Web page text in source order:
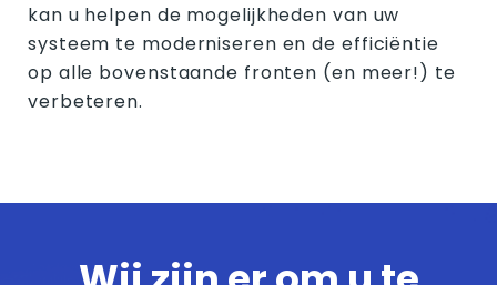
kan u helpen de mogelijkheden van uw
systeem te moderniseren en de efficiëntie
op alle bovenstaande fronten (en meer!) te
verbeteren.